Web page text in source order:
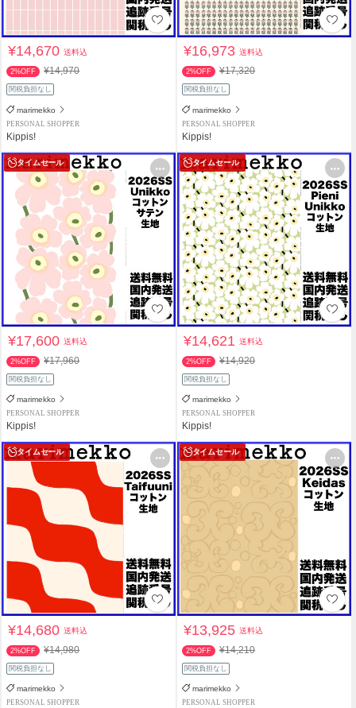
¥14,670送料込
2%OFF ¥14,970
関税負担なし
marimekko
PERSONAL SHOPPER
Kippis!
¥16,973送料込
2%OFF ¥17,320
関税負担なし
marimekko
PERSONAL SHOPPER
Kippis!
タイムセール
¥17,600送料込
2%OFF ¥17,960
関税負担なし
marimekko
PERSONAL SHOPPER
Kippis!
タイムセール
¥14,621送料込
2%OFF ¥14,920
関税負担なし
marimekko
PERSONAL SHOPPER
Kippis!
タイムセール
¥14,680送料込
2%OFF ¥14,980
関税負担なし
marimekko
PERSONAL SHOPPER
タイムセール
¥13,925送料込
2%OFF ¥14,210
関税負担なし
marimekko
PERSONAL SHOPPER